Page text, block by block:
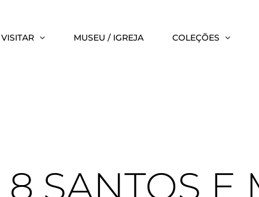
VISITAR MUSEU / IGREJA COLEÇÕES
SANTOS E